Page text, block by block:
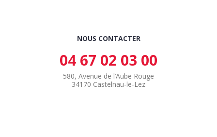
NOUS CONTACTER
04 67 02 03 00
580, Avenue de l’Aube Rouge
34170 Castelnau-le-Lez